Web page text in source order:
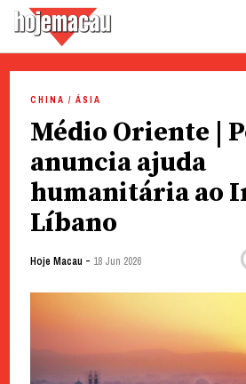
content
CHINA / ÁSIA
Médio Oriente |
anuncia ajuda
humanitária ao
Líbano
Hoje Macau - 18 Jun 2026